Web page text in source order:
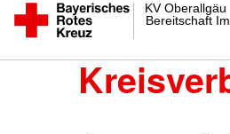
Bereitschaft
KV Oberallgäu